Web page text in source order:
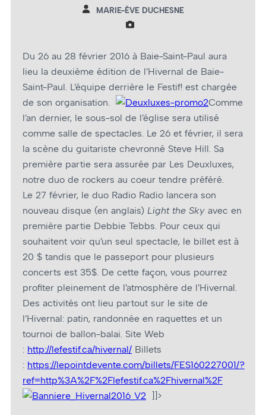
MARIE-ÈVE DUCHESNE
Du 26 au 28 février 2016 à Baie-Saint-Paul aura
lieu la deuxième édition de l’Hivernal de Baie-
Saint-Paul. L’équipe derrière le Festif! est chargée
de son organisation.
Comme
l’an dernier, le sous-sol de l’église sera utilisé
comme salle de spectacles. Le 26 et février, il sera
la scène du guitariste chevronné Steve Hill. Sa
première partie sera assurée par Les Deuxluxes,
notre duo de rockers au coeur tendre préféré.
Le 27 février, le duo Radio Radio lancera son
nouveau disque (en anglais) Light the Sky avec en
première partie Debbie Tebbs. Pour ceux qui
souhaitent voir qu’un seul spectacle, le billet est à
20 $ tandis que le passeport pour plusieurs
concerts est 35$. De cette façon, vous pourrez
profiter pleinement de l’atmosphère de l’Hivernal.
Des activités ont lieu partout sur le site de
l’Hivernal: patin, randonnée en raquettes et un
tournoi de ballon-balai. Site Web
: http://lefestif.ca/hivernal/ Billets
: https://lepointdevente.com/billets/FES160227001/?
ref=http%3A%2F%2Flefestif.ca%2Fhivernal%2F
]]>